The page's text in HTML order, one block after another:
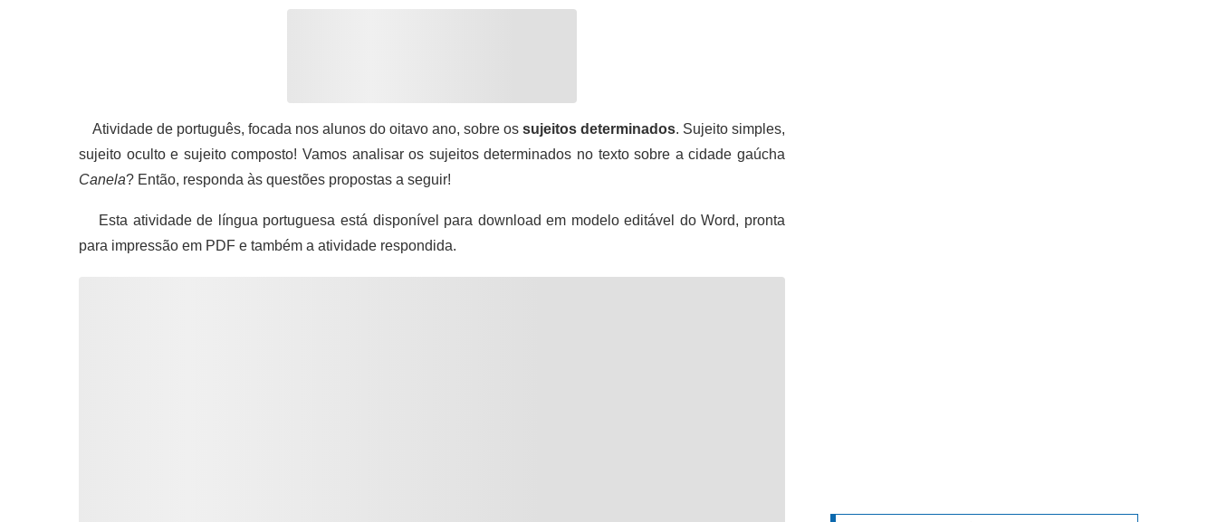
Atividade de português, focada nos alunos do oitavo ano, sobre os sujeitos determinados. Sujeito simples,
sujeito oculto e sujeito composto! Vamos analisar os sujeitos determinados no texto sobre a cidade gaúcha
Canela? Então, responda às questões propostas a seguir!
Esta atividade de língua portuguesa está disponível para download em modelo editável do Word, pronta
para impressão em PDF e também a atividade respondida.